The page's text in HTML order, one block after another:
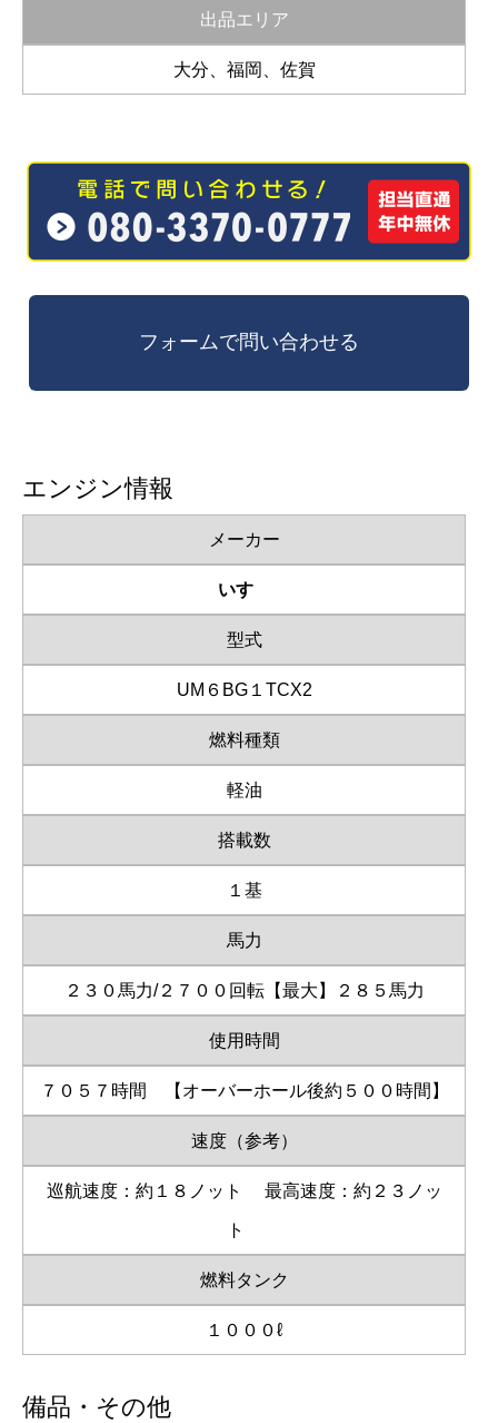
出品エリア
大分、福岡、佐賀
エンジン情報
メーカー
いすゞ
型式
UM６BG１TCX2
燃料種類
軽油
搭載数
１基
馬力
２３０馬力/２７００回転【最大】２８５馬力
使用時間
７０５７時間 【オーバーホール後約５００時間】
速度（参考）
巡航速度：約１８ノット 最高速度：約２３ノッ
ト
燃料タンク
１０００ℓ
備品・その他